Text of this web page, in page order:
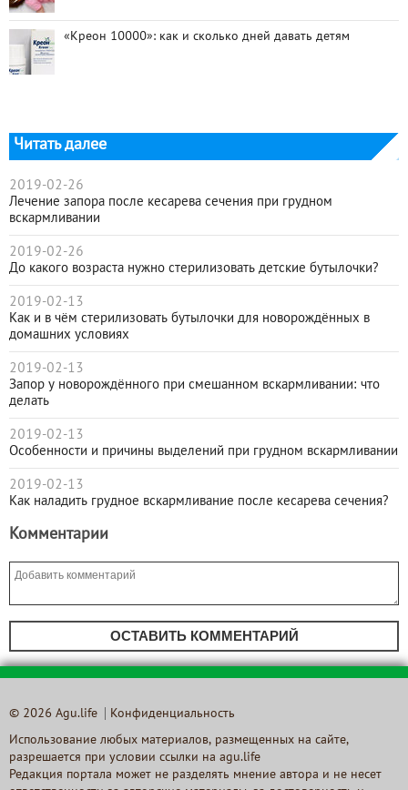
«Креон 10000»: как и сколько дней давать детям
Читать далее
2019-02-26
Лечение запора после кесарева сечения при грудном
вскармливании
2019-02-26
До какого возраста нужно стерилизовать детские бутылочки?
2019-02-13
Как и в чём стерилизовать бутылочки для новорождённых в
домашних условиях
2019-02-13
Запор у новорождённого при смешанном вскармливании: что
делать
2019-02-13
Особенности и причины выделений при грудном вскармливании
2019-02-13
Как наладить грудное вскармливание после кесарева сечения?
Комментарии
ОСТАВИТЬ КОММЕНТАРИЙ
© 2026 Agu.life Конфиденциальность
Использование любых материалов, размещенных на сайте,
разрешается при условии ссылки на agu.life
Редакция портала может не разделять мнение автора и не несет